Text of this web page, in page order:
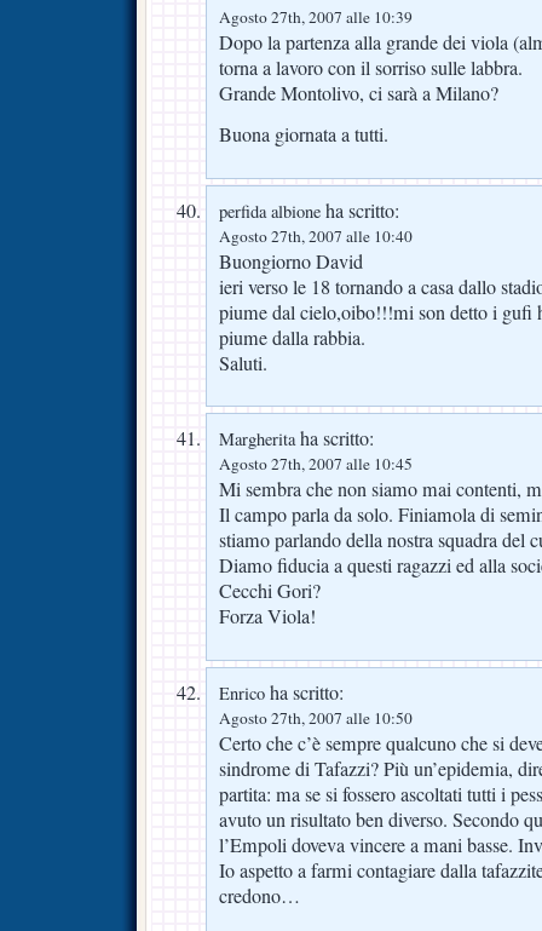
Agosto 27th, 2007 alle 10:39
Dopo la partenza alla grande dei viola
torna a lavoro con il sorriso sulle labbra.
Grande Montolivo, ci sarà a Milano?
Buona giornata a tutti.
perfida albione ha scritto:
Agosto 27th, 2007 alle 10:40
Buongiorno David
ieri verso le 18 tornando a casa dallo
piume dal cielo,oibo!!!mi son detto i gufi
piume dalla rabbia.
Saluti.
Margheritaha scritto:
Agosto 27th, 2007 alle 10:45
Mi sembra che non siamo mai contenti,
Il campo parla da solo. Finiamola di
stiamo parlando della nostra squadra del
Diamo fiducia a questi ragazzi ed alla
Cecchi Gori?
Forza Viola!
Enrico ha scritto:
Agosto 27th, 2007 alle 10:50
Certo che c’è sempre qualcuno che si
sindrome di Tafazzi? Più un’epidemia,
partita: ma se si fossero ascoltati tutti i
avuto un risultato ben diverso. Secondo
l’Empoli doveva vincere a mani basse.
Io aspetto a farmi contagiare dalla
credono…